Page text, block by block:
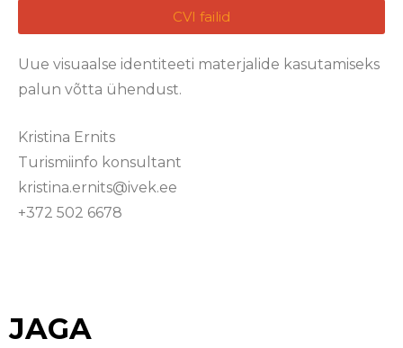
CVI failid
Uue visuaalse identiteeti materjalide kasutamiseks
palun võtta ühendust.
Kristina Ernits
Turismiinfo konsultant
kristina.ernits@ivek.ee
+372 502 6678
JAGA